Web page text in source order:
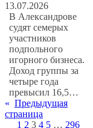
13.07.2026
В Александрове
судят семерых
участников
подпольного
игорного бизнеса.
Доход группы за
четыре года
превысил 16,5…
« Предыдущая
страница
1 2 3 4 5 … 296